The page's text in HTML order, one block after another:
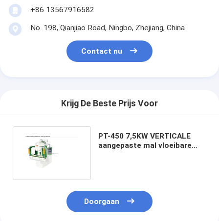
+86 13567916582
No. 198, Qianjiao Road, Ningbo, Zhejiang, China
Contact nu
Krijg De Beste Prijs Voor
PT-450 7,5KW VERTICALE
aangepaste mal vloeibare
Doorgaan